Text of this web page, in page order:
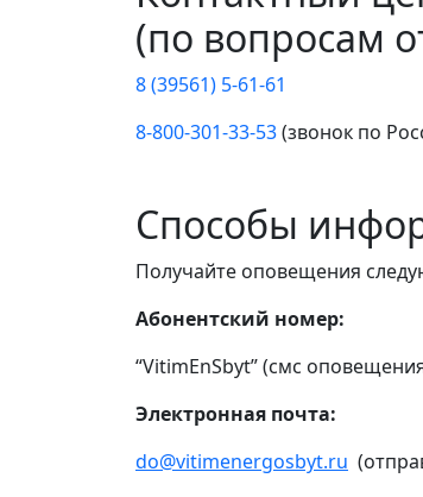
(по вопросам
8 (39561) 5-61-61
8-800-301-33-53(звонок по
Способы
Получайте оповещения
Абонентский номер:
“VitimEnSbyt” (смс
Электронная почта:
do@vitimenergosbyt.ru